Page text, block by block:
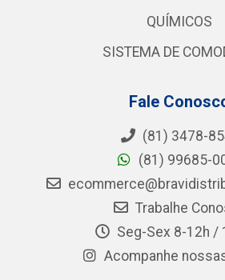
QUÍMICOS
SISTEMA DE
Fale
(81) 3478-
(81) 99685-
Trabalhe
Seg-Sex 8-12h /
Acompanhe